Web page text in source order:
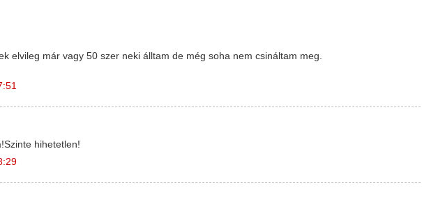
elvileg már vagy 50 szer neki álltam de még soha nem csináltam meg.
hihetetlen!